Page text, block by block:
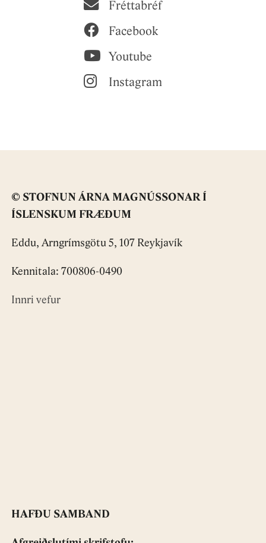
Fréttabréf
Facebook
Youtube
Instagram
© STOFNUN ÁRNA MAGNÚSSONAR Í
ÍSLENSKUM FRÆÐUM
Eddu, Arngrímsgötu 5, 107 Reykjavík
Kennitala: 700806-0490
Innri vefur
HAFÐU SAMBAND